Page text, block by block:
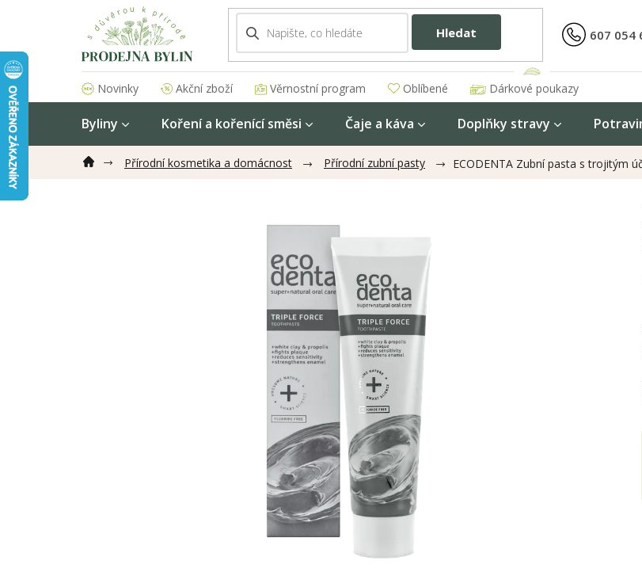
Hledat 607 054
Novinky Akční zboží Věrnostní program Oblíbené Dárkové poukazy
Byliny Koření a kořenící směsi Čaje a káva Doplňky stravy
Přírodní kosmetika a domácnost Přírodní zubní pasty ECODENTA Zubní pasta s trojitým